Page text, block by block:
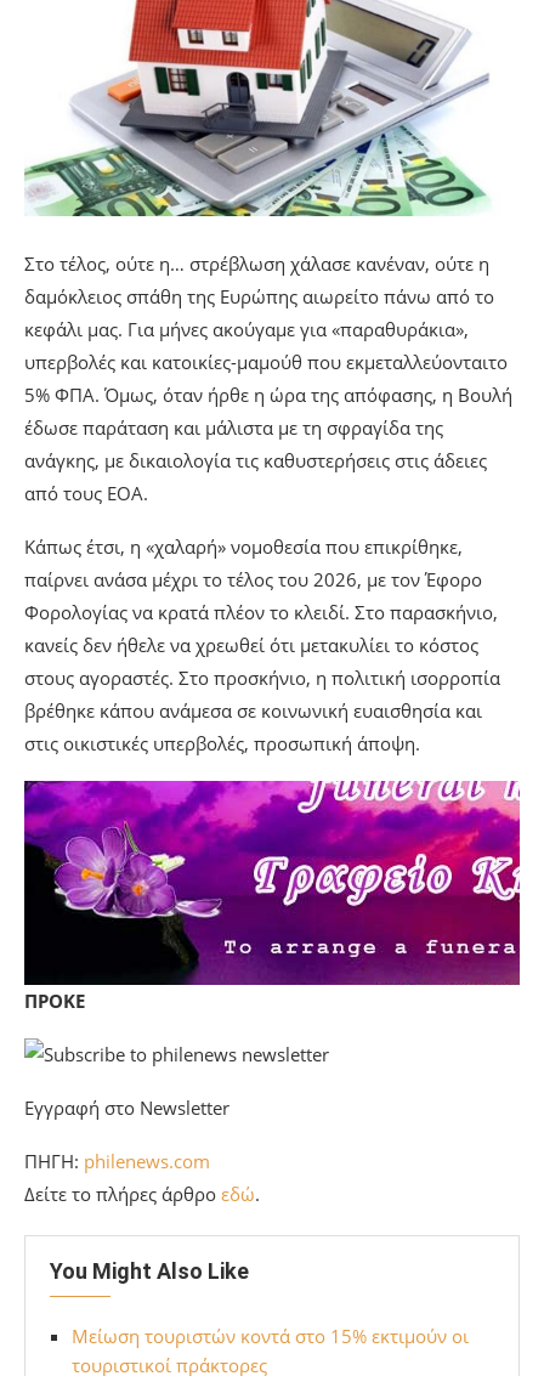
Στο τέλος, ούτε η… στρέβλωση χάλασε κανέναν, ούτε η
δαμόκλειος σπάθη της Ευρώπης αιωρείτο πάνω από το
κεφάλι μας. Για μήνες ακούγαμε για «παραθυράκια»,
υπερβολές και κατοικίες-μαμούθ που εκμεταλλεύονταιτο
5% ΦΠΑ. Όμως, όταν ήρθε η ώρα της απόφασης, η Βουλή
έδωσε παράταση και μάλιστα με τη σφραγίδα της
ανάγκης, με δικαιολογία τις καθυστερήσεις στις άδειες
από τους ΕΟΑ.
Κάπως έτσι, η «χαλαρή» νομοθεσία που επικρίθηκε,
παίρνει ανάσα μέχρι το τέλος του 2026, με τον Έφορο
Φορολογίας να κρατά πλέον το κλειδί. Στο παρασκήνιο,
κανείς δεν ήθελε να χρεωθεί ότι μετακυλίει το κόστος
στους αγοραστές. Στο προσκήνιο, η πολιτική ισορροπία
βρέθηκε κάπου ανάμεσα σε κοινωνική ευαισθησία και
στις οικιστικές υπερβολές, προσωπική άποψη.
ΠΡΟΚΕ
Εγγραφή στο Newsletter
ΠΗΓΗ: philenews.com
Δείτε το πλήρες άρθρο εδώ.
You Might Also Like
Μείωση τουριστών κοντά στο 15% εκτιμούν οι
τουριστικοί πράκτορες